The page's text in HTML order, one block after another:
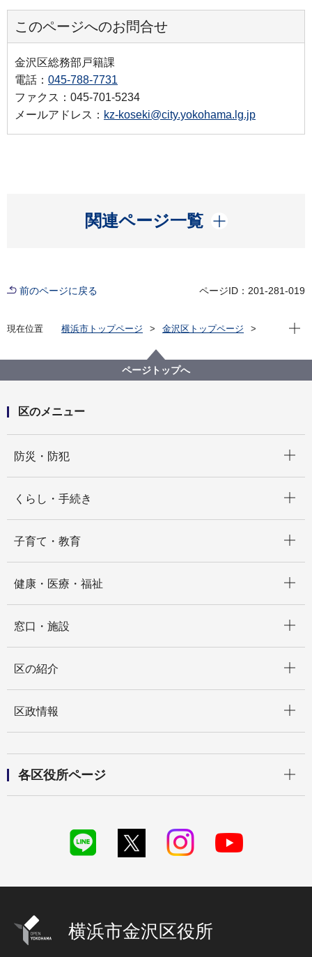
このページへのお問合せ
金沢区総務部戸籍課
電話： 045-788-7731
ファクス：045-701-5234
メールアドレス： kz-koseki@city.yokohama.lg.jp
関連ページ一覧
開く
前のページに戻る ページID：201-281-019
現在位置 横浜市トップページ
金沢区トップページ
現在
ページトップへ
区のメニュー
防災・防犯
くらし・手続き
子育て・教育
健康・医療・福祉
窓口・施設
区の紹介
区政情報
各区役所ページ
横浜市金沢区役所